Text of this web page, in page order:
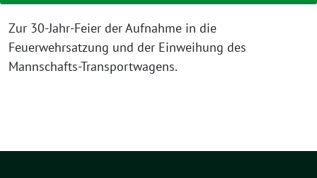
Zur 30-Jahr-Feier der Aufnahme in die
Feuerwehrsatzung und der Einweihung des
Mannschafts-Transportwagens.